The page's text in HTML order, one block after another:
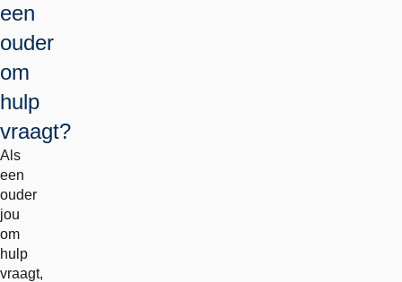
een
ouder
om
hulp
vraagt?
Als
een
ouder
jou
om
hulp
vraagt,